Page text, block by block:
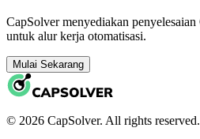
CapSolver menyediakan
untuk alur kerja otomatisasi.
Mulai Sekarang
© 2026 CapSolver. All rights reserved.